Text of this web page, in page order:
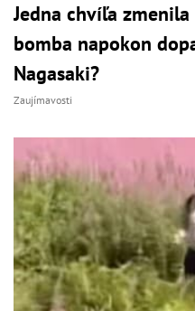
Jedna chvíľa
bomba napokon
Nagasaki?
Zaujímavosti